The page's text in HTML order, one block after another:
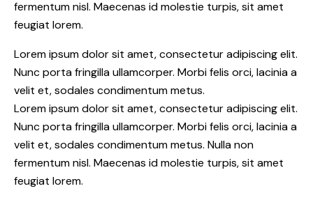
fermentum nisl. Maecenas id molestie turpis, sit amet
feugiat lorem.
Lorem ipsum dolor sit amet, consectetur adipiscing elit.
Nunc porta fringilla ullamcorper. Morbi felis orci, lacinia a
velit et, sodales condimentum metus.
Lorem ipsum dolor sit amet, consectetur adipiscing elit.
Nunc porta fringilla ullamcorper. Morbi felis orci, lacinia a
velit et, sodales condimentum metus. Nulla non
fermentum nisl. Maecenas id molestie turpis, sit amet
feugiat lorem.